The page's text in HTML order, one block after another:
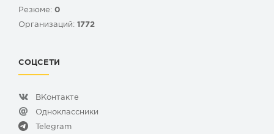
Резюме: 0
Организаций: 1772
СОЦСЕТИ
ВКонтакте
Одноклассники
Telegram